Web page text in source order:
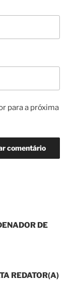
para a próxima
DE
REDATOR(A)